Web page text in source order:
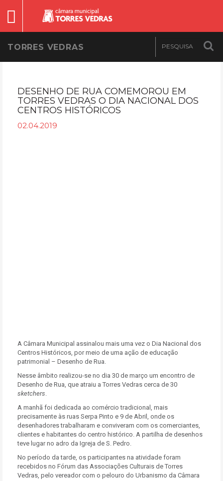
TORRES VEDRAS
DESENHO DE RUA COMEMOROU EM
TORRES VEDRAS O DIA NACIONAL DOS
CENTROS HISTÓRICOS
02.04.2019
A Câmara Municipal assinalou mais uma vez o Dia Nacional dos
Centros Históricos, por meio de uma ação de educação
patrimonial – Desenho de Rua.
Nesse âmbito realizou-se no dia 30 de março um encontro de
Desenho de Rua, que atraiu a Torres Vedras cerca de 30
sketchers.
A manhã foi dedicada ao comércio tradicional, mais
precisamente às ruas Serpa Pinto e 9 de Abril, onde os
desenhadores trabalharam e conviveram com os comerciantes,
clientes e habitantes do centro histórico. A partilha de desenhos
teve lugar no adro da Igreja de S. Pedro.
No período da tarde, os participantes na atividade foram
recebidos no Fórum das Associações Culturais de Torres
Vedras, pelo vereador com o pelouro do Urbanismo da Câmara